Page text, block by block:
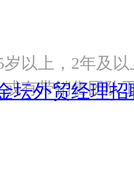
岁以上，2年及
或有带销售团
坛外贸经理招